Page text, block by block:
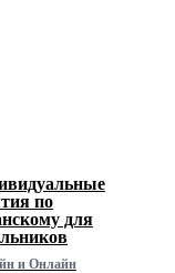
по
для
и Онлайн